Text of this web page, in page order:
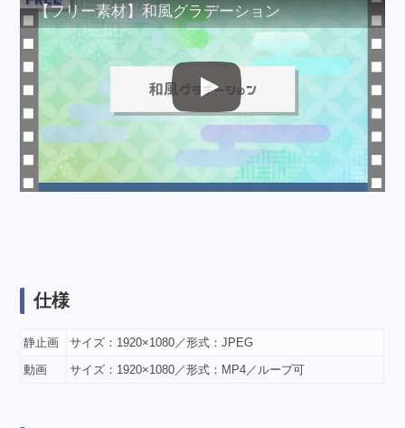
【フリー素材】和風グラデーション
仕様
静止画
サイズ：1920×1080／形式：JPEG
動画
サイズ：1920×1080／形式：MP4／ループ可